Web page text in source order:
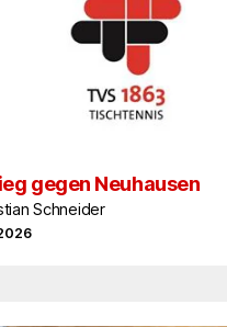
gegen Neuhausen
Schneider